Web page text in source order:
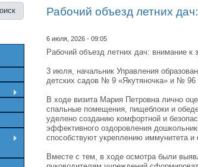
Рабочий объезд летних
6 июля, 2026 - 09:05
Рабочий объезд летних дач: внимание
3 июля, начальник Управления
детских садов № 9 «Якутяночка» и № 96
В ходе визита Мария Петровна лично
спальные помещения, пищеблоки и
уделено созданию комфортной и
эффективного оздоровления
способствуют укреплению иммунитета
Вместе с тем, в ходе осмотра были